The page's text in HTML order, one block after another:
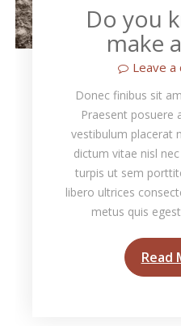
Do you
make
Leave a
Donec finibus sit
Praesent posuere
vestibulum placerat
dictum vitae nisl
turpis ut sem
libero ultrices
metus quis
Read